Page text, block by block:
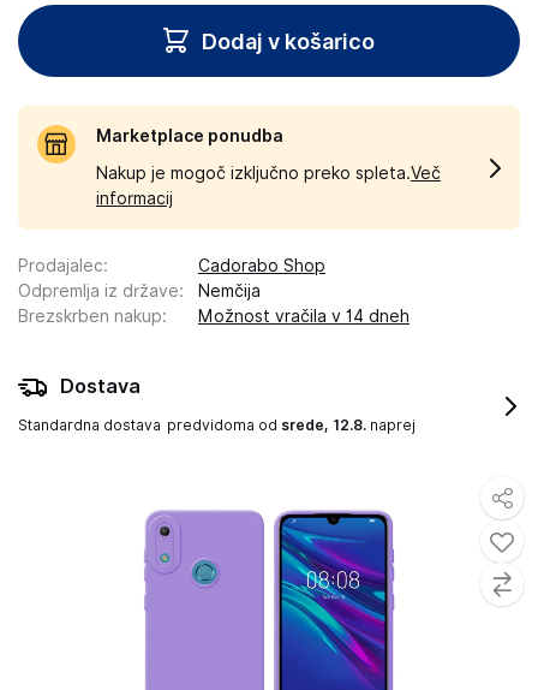
Dodaj v košarico
Marketplace ponudba
Nakup je mogoč izključno preko spleta.Več
informacij
Prodajalec:
Cadorabo Shop
Odpremlja iz države:
Nemčija
Brezskrben nakup: Možnost vračila v 14 dneh
Dostava
Standardna dostava predvidoma od srede, 12.8. naprej